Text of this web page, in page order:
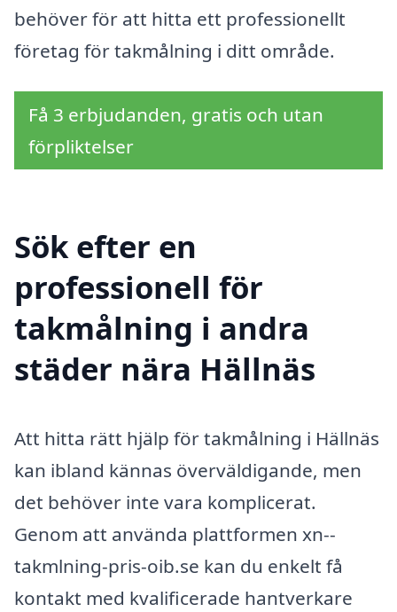
behöver för att hitta ett professionellt
företag för takmålning i ditt område.
Få 3 erbjudanden, gratis och utan
förpliktelser
Sök efter en
professionell för
takmålning i andra
städer nära Hällnäs
Att hitta rätt hjälp för takmålning i Hällnäs
kan ibland kännas överväldigande, men
det behöver inte vara komplicerat.
Genom att använda plattformen xn--
takmlning-pris-oib.se kan du enkelt få
kontakt med kvalificerade hantverkare